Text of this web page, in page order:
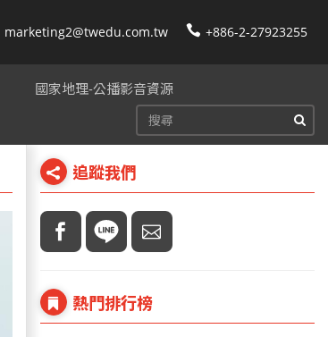
marketing2@twedu.com.tw +886-2-27923255
國家地理-公播影音資源
追蹤我們
熱門排行榜